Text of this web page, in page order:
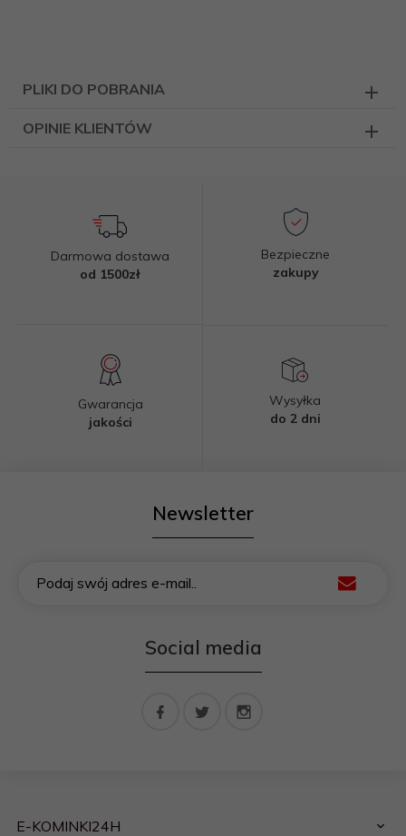
PLIKI DO POBRANIA
OPINIE KLIENTÓW
Darmowa dostawa
od 1500zł
Bezpieczne
zakupy
Gwarancja
jakości
Wysyłka
do 2 dni
Newsletter
Podaj swój adres e-mail..
Social media
E-KOMINKI24H